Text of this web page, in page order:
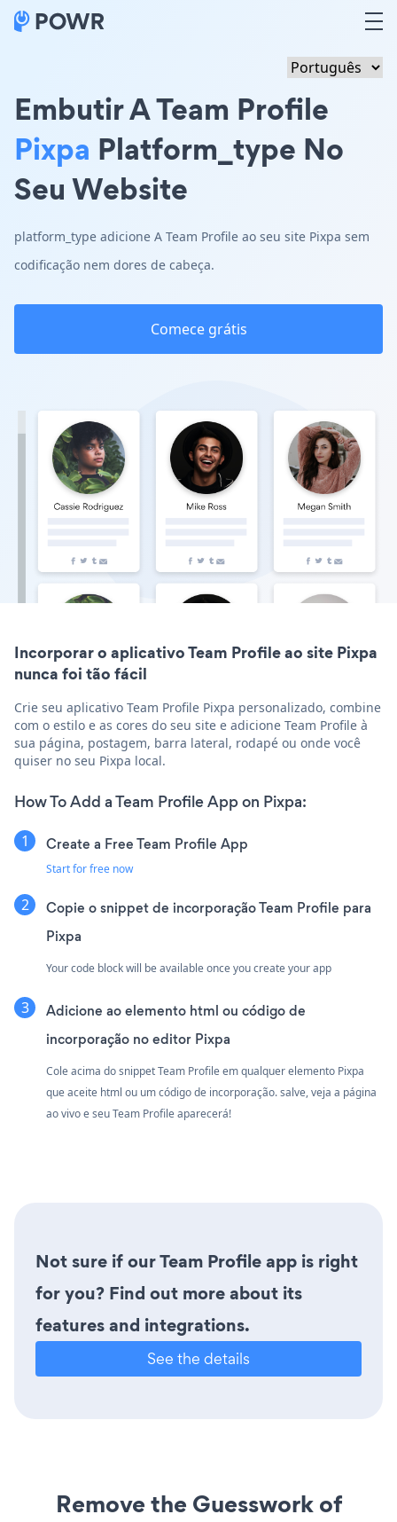
Embutir A Team Profile
Pixpa Platform_type No
Seu Website
platform_type adicione A Team Profile ao seu site Pixpa sem
codificação nem dores de cabeça.
Comece grátis
Incorporar o aplicativo Team Profile ao site Pixpa
nunca foi tão fácil
Crie seu aplicativo Team Profile Pixpa personalizado, combine
com o estilo e as cores do seu site e adicione Team Profile à
sua página, postagem, barra lateral, rodapé ou onde você
quiser no seu Pixpa local.
How To Add a Team Profile App on Pixpa:
Create a Free Team Profile App
Start for free now
Copie o snippet de incorporação Team Profile para
Pixpa
Your code block will be available once you create your app
Adicione ao elemento html ou código de
incorporação no editor Pixpa
Cole acima do snippet Team Profile em qualquer elemento Pixpa
que aceite html ou um código de incorporação. salve, veja a página
ao vivo e seu Team Profile aparecerá!
Not sure if our Team Profile app is right
for you? Find out more about its
features and integrations.
See the details
Remove the Guesswork of